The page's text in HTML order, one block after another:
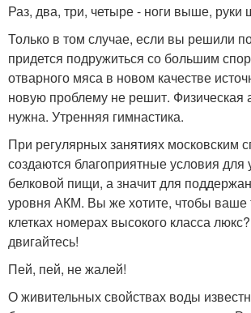
Раз, два, три, четыре - ноги выше, руки
Только в том случае, если вы решили
придется подружиться со большим
отварного мяса в новом качестве
новую проблему не решит. Физическая
нужна. Утренняя гимнастика.
При регулярных занятиях московским
создаются благоприятные условия для
белковой пищи, а значит для
уровня АКМ. Вы же хотите, чтобы ваше
клетках номерах высокого класса
двигайтесь!
Пей, пей, не жалей!
О живительных свойствах воды